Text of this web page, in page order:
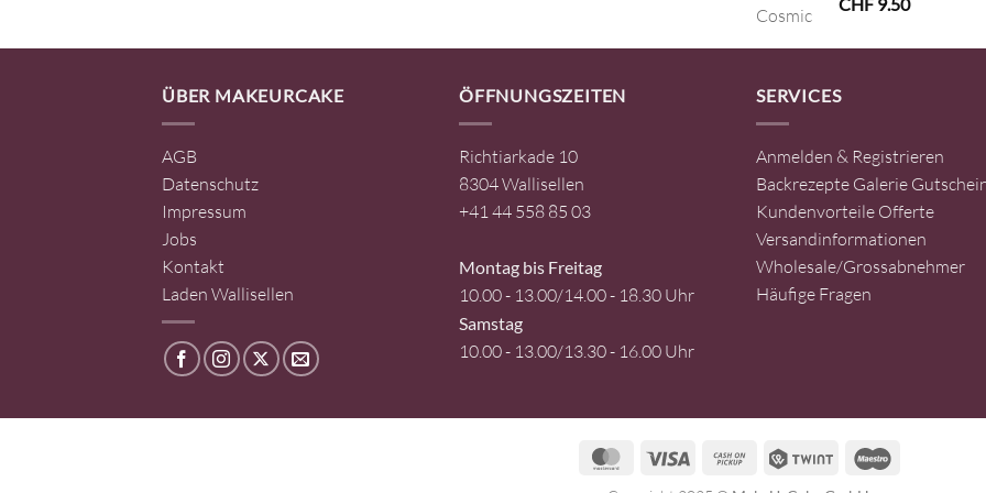
CHF 12.80CHF 6.40.
CHF 9.50
ÜBER MAKEURCAKE
AGB
Datenschutz
Impressum
Jobs
Kontakt
Laden Wallisellen
ÖFFNUNGSZEITEN
Richtiarkade 10
8304 Wallisellen
+41 44 558 85 03
Montag bis Freitag
10.00 - 13.00/14.00 - 18.30 Uhr
Samstag
10.00 - 13.00/13.30 - 16.00 Uhr
SERVICES
Anmelden & Registrieren
Backrezepte Galerie
Kundenvorteile Offerte
Versandinformationen
Wholesale/Grossabnehmer
Häufige Fragen
MasterCardVisa
Cash
Twint